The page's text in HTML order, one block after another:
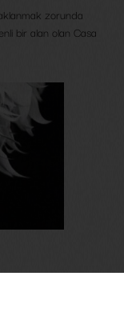
zorunda
bir alan olan Casa